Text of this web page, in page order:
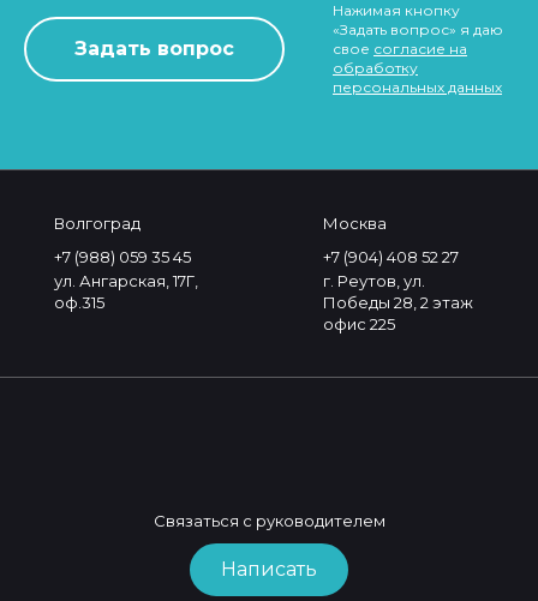
Нажимая кнопку
«Задать вопрос» я даю
свое согласие на
обработку
персональных данных
Волгоград
+7 (988) 059 35 45
ул. Ангарская, 17Г,
оф.315
Москва
+7 (904) 408 52 27
г. Реутов, ул.
Победы 28, 2 этаж
офис 225
Связаться с руководителем
Написать